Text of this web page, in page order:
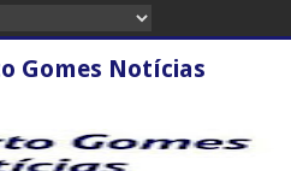
Gomes Notícias